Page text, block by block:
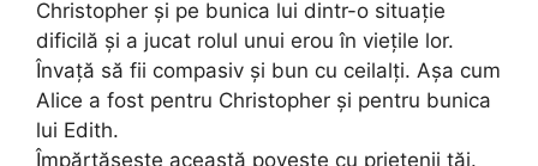
Christopher și pe bunica lui dintr-o situație
dificilă și a jucat rolul unui erou în viețile lor.
Învață să fii compasiv și bun cu ceilalți. Așa cum
Alice a fost pentru Christopher și pentru bunica
lui Edith.
Împărtășește această poveste cu prietenii tăi.